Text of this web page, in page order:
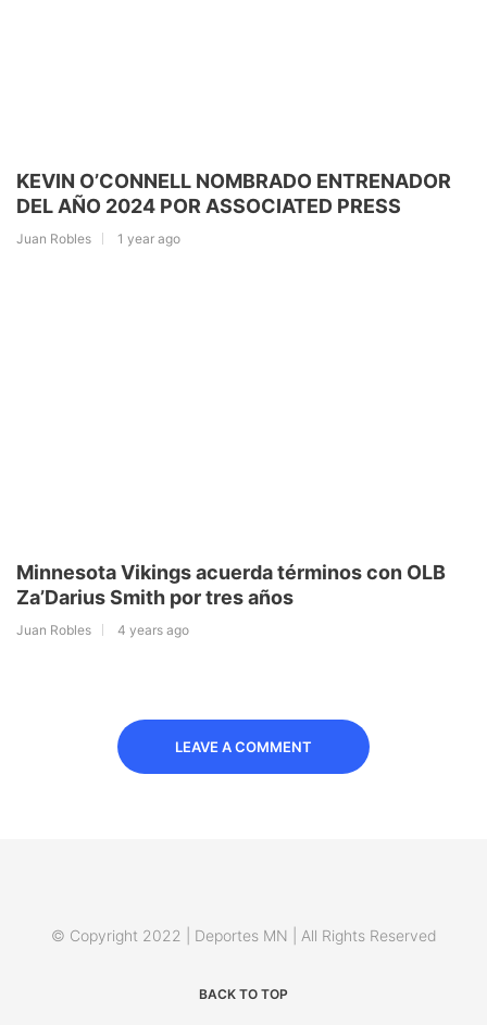
KEVIN O’CONNELL NOMBRADO ENTRENADOR
DEL AÑO 2024 POR ASSOCIATED PRESS
Juan Robles 1 year ago
Minnesota Vikings acuerda términos con OLB
Za’Darius Smith por tres años
Juan Robles 4 years ago
LEAVE A COMMENT
© Copyright 2022 | Deportes MN | All Rights Reserved
BACK TO TOP